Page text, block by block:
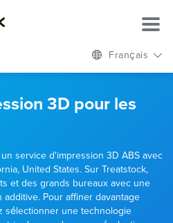
Français
3D pour les
service d'impression 3D ABS avec
United States. Sur Treatstock,
et des grands bureaux avec une
Pour affiner davantage
sélectionner une technologie